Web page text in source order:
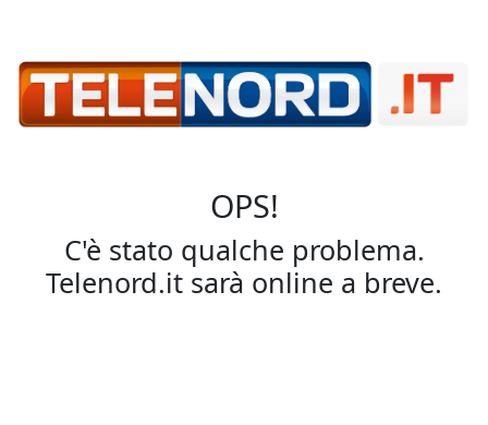
OPS!
C'è stato qualche problema.
Telenord.it sarà online a breve.